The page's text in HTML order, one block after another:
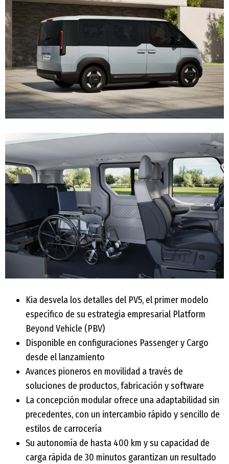
Kia desvela los detalles del PV5, el primer modelo
específico de su estrategia empresarial Platform
Beyond Vehicle (PBV)
Disponible en configuraciones Passenger y Cargo
desde el lanzamiento
Avances pioneros en movilidad a través de
soluciones de productos, fabricación y software
La concepción modular ofrece una adaptabilidad sin
precedentes, con un intercambio rápido y sencillo de
estilos de carrocería
Su autonomía de hasta 400 km y su capacidad de
carga rápida de 30 minutos garantizan un resultado